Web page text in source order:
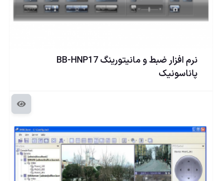
نرم افزار ضبط و مانیتورینگ BB-HNP17
پاناسونيک